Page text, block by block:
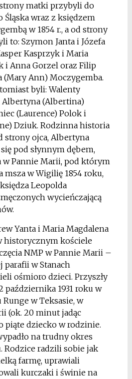
matki przybyli do
Śląska wraz z księdzem
w 1854 r., a od strony
to: Szymon Janta i Józefa
Kasprzyk i Maria
i Anna Gorzel oraz Filip
(Mary Ann) Moczygemba.
byli: Walenty
Albertyna (Albertina)
(Laurence) Polok i
Dziuk. Rodzinna historia
strony ojca, Albertyna
pod słynnym dębem,
w Pannie Marii, pod którym
msza w Wigilię 1854 roku,
Leopolda
wycieńczającą
Yanta i Maria Magdalena
historycznym kościele
NMP w Pannie Marii –
parafii w Stanach
ośmioro dzieci. Przyszły
października 1931 roku w
w Teksasie, w
(ok. 20 minut jadąc
piąte dziecko w rodzinie.
na trudny okres
Rodzice radzili sobie jak
farmę, uprawiali
kurczaki i świnie na